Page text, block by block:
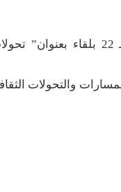
افتتح منتدى الثلاثاء الثقافي في محافظة
والتحولات